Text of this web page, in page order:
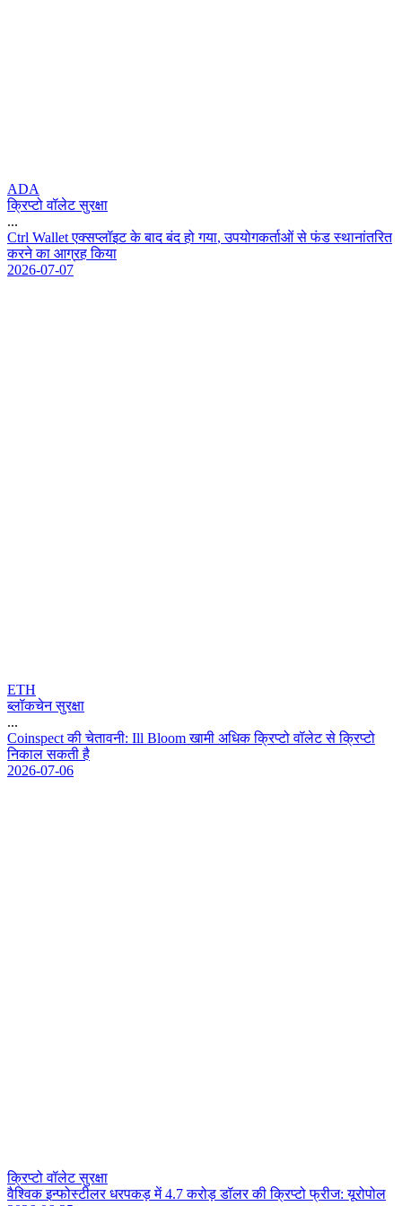
ADA
क्रिप्टो वॉलेट सुरक्षा
...
Ctrl Wallet एकसपलइट क बद बद ह गय, उपयगकरओ स फड सथनतरत
करन क आगरह कय
2026-07-07
ETH
ब्लॉकचेन सुरक्षा
...
Coinspect क चतवन: Ill Bloom खम अधक कपट वलट स कपट
नकल सकत ह
2026-07-06
क्रिप्टो वॉलेट सुरक्षा
वशक इनफसटलर धरपकड म 4.7 करड डलर क कपट फरज: यरपल